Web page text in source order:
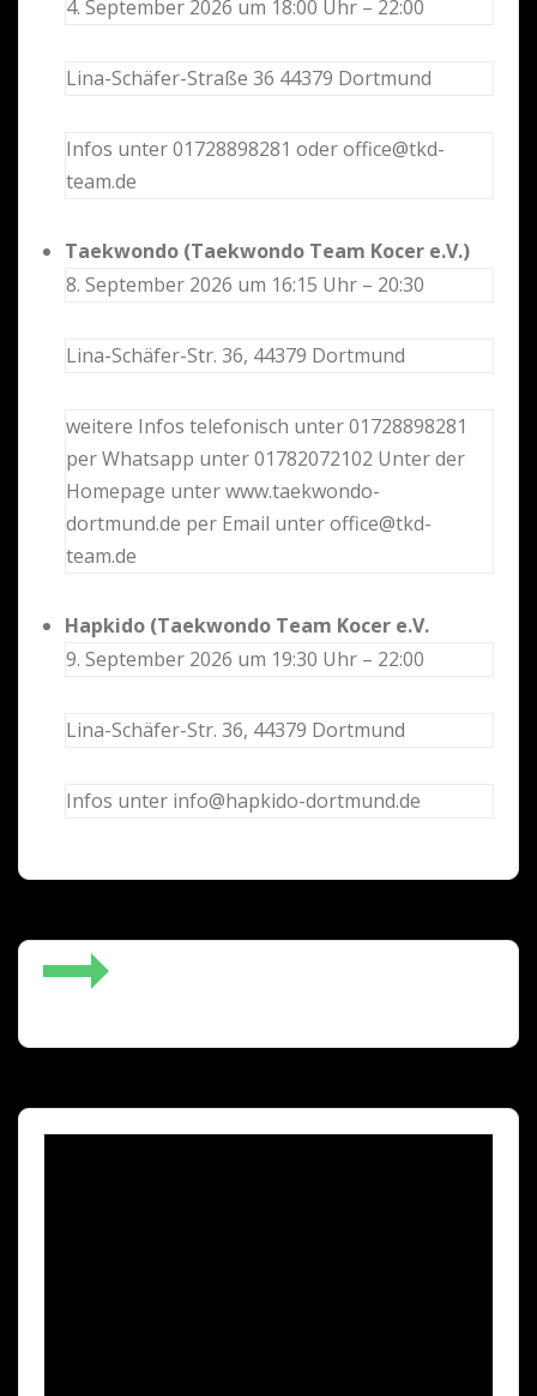
4. September 2026 um 18:00 Uhr – 22:00
Lina-Schäfer-Straße 36 44379 Dortmund
Infos unter 01728898281 oder office@tkd-
team.de
Taekwondo (Taekwondo Team Kocer e.V.)
8. September 2026 um 16:15 Uhr – 20:30
Lina-Schäfer-Str. 36, 44379 Dortmund
weitere Infos telefonisch unter 01728898281
per Whatsapp unter 01782072102 Unter der
Homepage unter www.taekwondo-
dortmund.de per Email unter office@tkd-
team.de
Hapkido (Taekwondo Team Kocer e.V.
9. September 2026 um 19:30 Uhr – 22:00
Lina-Schäfer-Str. 36, 44379 Dortmund
Infos unter info@hapkido-dortmund.de